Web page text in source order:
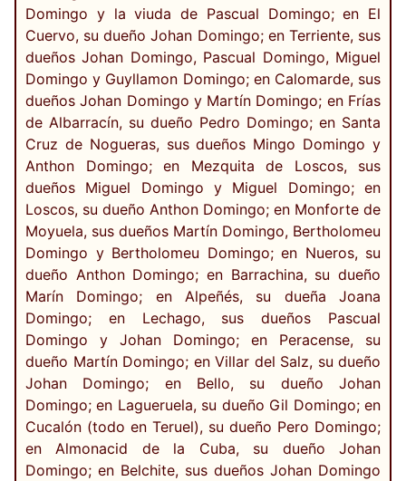
Domingo y la viuda de Pascual Domingo; en El
Cuervo, su dueño Johan Domingo; en Terriente, sus
dueños Johan Domingo, Pascual Domingo, Miguel
Domingo y Guyllamon Domingo; en Calomarde, sus
dueños Johan Domingo y Martín Domingo; en Frías
de Albarracín, su dueño Pedro Domingo; en Santa
Cruz de Nogueras, sus dueños Mingo Domingo y
Anthon Domingo; en Mezquita de Loscos, sus
dueños Miguel Domingo y Miguel Domingo; en
Loscos, su dueño Anthon Domingo; en Monforte de
Moyuela, sus dueños Martín Domingo, Bertholomeu
Domingo y Bertholomeu Domingo; en Nueros, su
dueño Anthon Domingo; en Barrachina, su dueño
Marín Domingo; en Alpeñés, su dueña Joana
Domingo; en Lechago, sus dueños Pascual
Domingo y Johan Domingo; en Peracense, su
dueño Martín Domingo; en Villar del Salz, su dueño
Johan Domingo; en Bello, su dueño Johan
Domingo; en Lagueruela, su dueño Gil Domingo; en
Cucalón (todo en Teruel), su dueño Pero Domingo;
en Almonacid de la Cuba, su dueño Johan
Domingo; en Belchite, sus dueños Johan Domingo